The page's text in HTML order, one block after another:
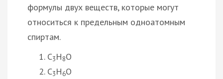
формулы двух веществ, которые могут
относиться к предельным одноатомным
спиртам.
C3H8O
C3H6O